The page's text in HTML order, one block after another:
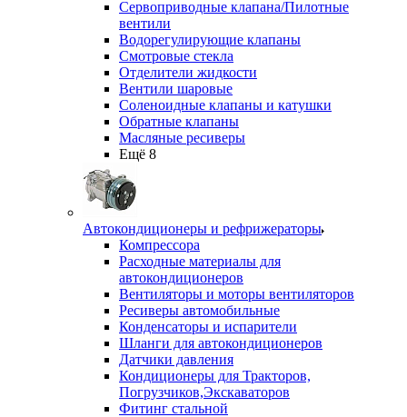
Сервоприводные клапана/Пилотные
вентили
Водорегулирующие клапаны
Смотровые стекла
Отделители жидкости
Вентили шаровые
Соленоидные клапаны и катушки
Обратные клапаны
Масляные ресиверы
Ещё 8
Автокондиционеры и рефрижераторы
Компрессора
Расходные материалы для
автокондиционеров
Вентиляторы и моторы вентиляторов
Ресиверы автомобильные
Конденсаторы и испарители
Шланги для автокондиционеров
Датчики давления
Кондиционеры для Тракторов,
Погрузчиков,Экскаваторов
Фитинг стальной